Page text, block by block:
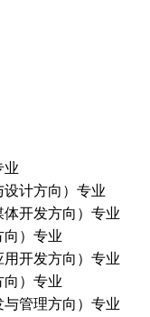
业
计方向）专业
开发方向）专业
向）专业
开发方向）专业
向）专业
管理方向）专业